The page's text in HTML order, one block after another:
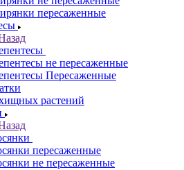
пересаженные
не пересаженные
Пересаженные
растений
пересаженные
не пересаженные